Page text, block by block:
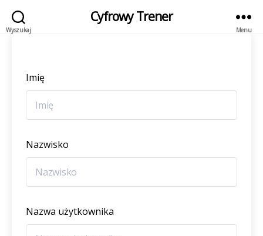
Wyszukaj
Cyfrowy Trener
Menu
Imię
Nazwisko
Nazwa użytkownika